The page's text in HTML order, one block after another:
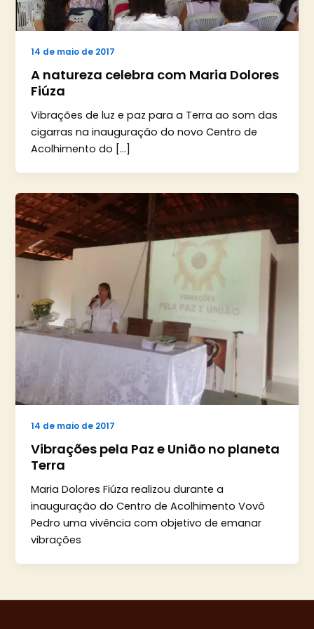
14 de maio de 2017
A natureza celebra com Maria Dolores
Fiúza
Vibrações de luz e paz para a Terra ao som das
cigarras na inauguração do novo Centro de
Acolhimento do […]
14 de maio de 2017
Vibrações pela Paz e União no planeta
Terra
Maria Dolores Fiúza realizou durante a
inauguração do Centro de Acolhimento Vovô
Pedro uma vivência com objetivo de emanar
vibrações